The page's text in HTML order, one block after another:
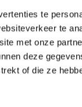
te
te
met onze
deze
of die ze
van Land
aan
grenzend
Dit is een